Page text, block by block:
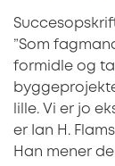
”Som
formidle og
lille. Vi er jo
er Ian H.
Han mener